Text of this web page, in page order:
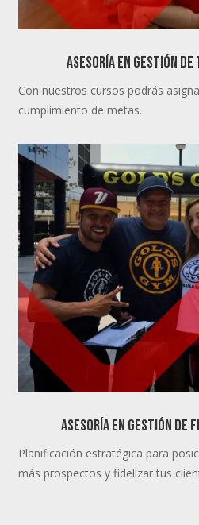
ASESORÍA EN GESTIÓN
Con nuestros cursos podrás
cumplimiento de metas.
ASESORÍA EN gestión de
Planificación estratégica para
más prospectos y fidelizar tus